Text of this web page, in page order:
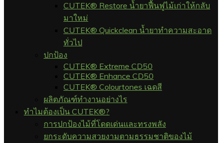
CUTEK® Restore น้ำยาฟื้นฟูไม้เก่าให้กลับ
มาใหม่
CUTEK® Quickclean น้ำยาทำความสะอาด
ทั่วไป
ปกป้อง
CUTEK® Extreme CD50
CUTEK® Enhance CD50
CUTEK® Colourtones เฉดสี
ผลิตภัณฑ์ทำงานอย่างไร
ทำไมต้องเป็น CUTEK®?
การปกป้องไม้ที่โดดเด่นและทรงพลัง
ยกระดับความสวยงามตามธรรมชาติของไม้